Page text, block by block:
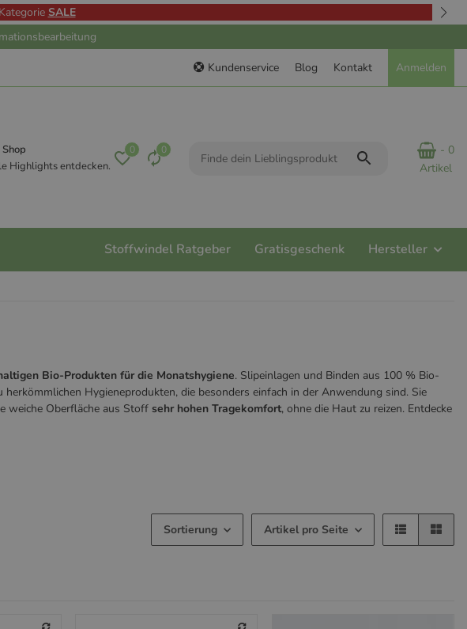
SALE
Kundenservice Blog Kontakt Anmelden
Highlights entdecken.
0 0
- 0
Artikel
Stoffwindel Ratgeber Gratisgeschenk Hersteller
Bio-Produkten für die Monatshygiene. Slipeinlagen und Binden aus 100 % Bio-
herkömmlichen Hygieneprodukten, die besonders einfach in der Anwendung sind. Sie
weiche Oberfläche aus Stoff sehr hohen Tragekomfort, ohne die Haut zu reizen. Entdecke
Sortierung Artikel pro Seite